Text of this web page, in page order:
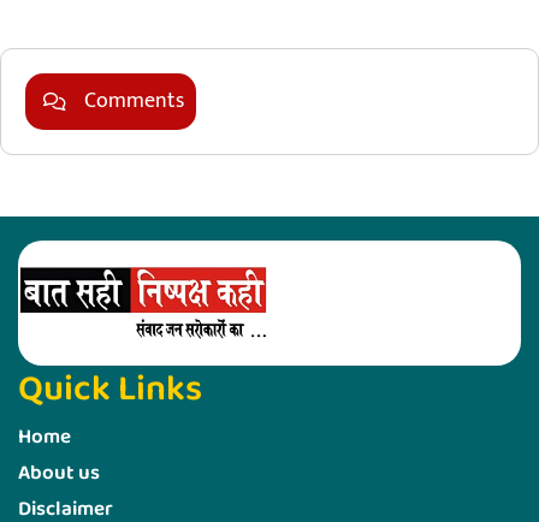
Comments
Quick Links
Home
About us
Disclaimer